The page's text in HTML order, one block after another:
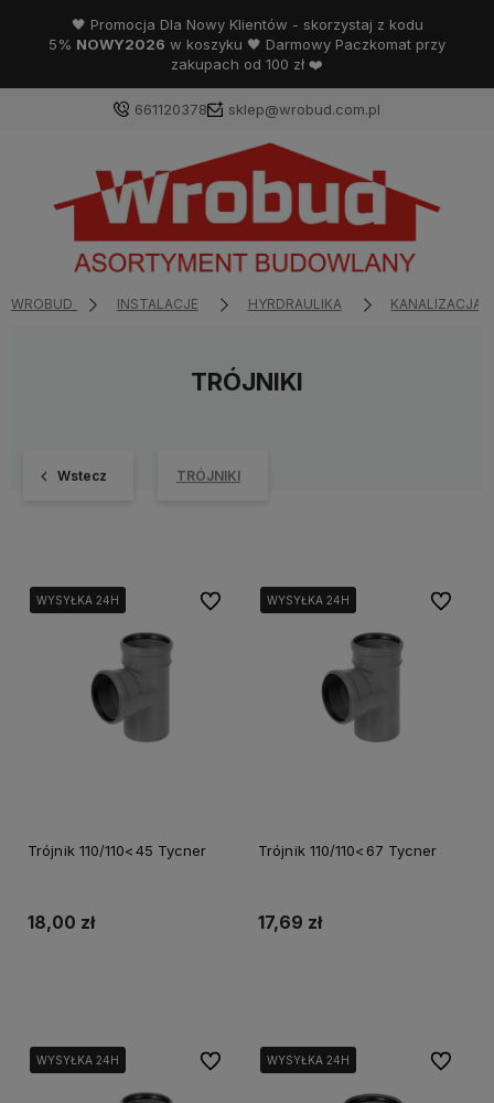
🖤 Promocja Dla Nowy Klientów - skorzystaj z kodu
5% NOWY2026 w koszyku 🖤 Darmowy Paczkomat przy
zakupach od 100 zł ❤️
661120378 sklep@wrobud.com.pl
WROBUD INSTALACJE HYRDRAULIKA KANALIZACJA I
TRÓJNIKI
Wstecz TRÓJNIKI
WYSYŁKA 24H
WYSYŁKA 24H
WYSYŁKA 24H
Trójnik 110/110<45 Tycner
18,00 zł
Do ulubionychWYSYŁKA 24H
WYSYŁKA 24H
WYSYŁKA 24H
Trójnik 110/110<67 Tycner
17,69 zł
Do
WYSYŁKA 24H
WYSYŁKA 24H
WYSYŁKA 24H Do ulubionychWYSYŁKA 24H
WYSYŁKA 24H
WYSYŁKA 24H Do